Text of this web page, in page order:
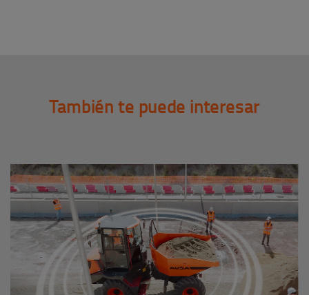
También te puede interesar